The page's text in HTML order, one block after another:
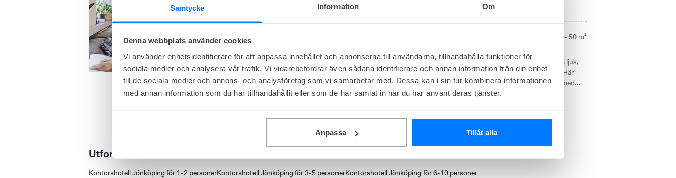
Samtycke Information Om
Denna webbplats använder cookies
Vi använder enhetsidentifierare för att anpassa innehållet och annonserna till användarna, tillhandahålla funktioner för
sociala medier och analysera vår trafik. Vi vidarebefordrar även sådana identifierare och annan information från din enhet
till de sociala medier och annons- och analysföretag som vi samarbetar med. Dessa kan i sin tur kombinera informationen
med annan information som du har tillhandahållit eller som de har samlat in när du har använt deras tjänster.
Anpassa Tillåt alla
Modern inredning lediga kontor just nu
4 - 50 m²
På Storgatan 9 mitt i Jönköping ligger Dospace Östra Storgatan, ett kontorshotell i ljus,
modern stil med generösa gemensamma ytor och plats för både arbete och event. Här
erbjuds ergonomiskt möblerade kontor, mötesrum i flera storlekar och full service med
frukost, kaffe och duschmöjligheter. Läget ger direkt tillgång till stadens utbud och kort
Resultat 1-2 (utav 2)
Utforska efter storlek och budget (med priser)
Kontorshotell Jönköping för 1-2 personerKontorshotell Jönköping för 3-5 personerKontorshotell Jönköping för 6-10 personer